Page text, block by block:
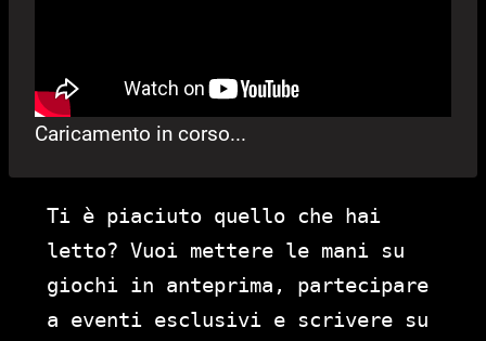
Caricamento in corso...
Ti è piaciuto quello che hai
letto? Vuoi mettere le mani su
giochi in anteprima, partecipare
a eventi esclusivi e scrivere su